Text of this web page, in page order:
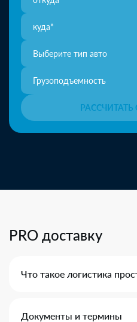
Выберите тип авто
Грузоподъемность
PRO доставку
Что такое логистика
Документы и термины